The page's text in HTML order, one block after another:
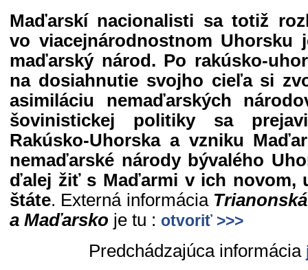
Maďarskí nacionalisti sa totiž
vo viacejnárodnostnom Uhorsku
maďarský národ. Po rakúsko-
na dosiahnutie svojho cieľa si
asimiláciu nemaďarských
šovinistickej politiky sa
Rakúsko-Uhorska a vzniku
nemaďarské národy bývalého
ďalej žiť s Maďarmi v ich novom,
štáte. Externá informácia
a Maďarsko je tu : otvoriť >>>
Predchádzajúca informácia